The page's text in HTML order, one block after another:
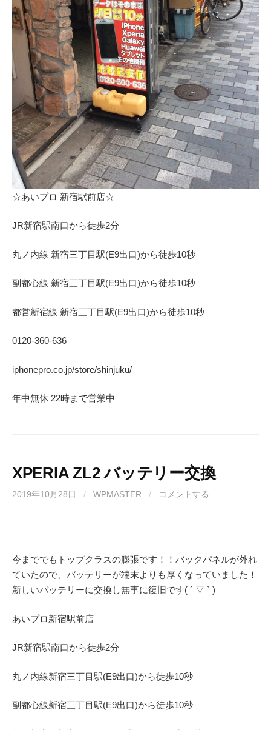
☆あいプロ 新宿駅前店☆
JR新宿駅南口から徒歩2分
丸ノ内線 新宿三丁目駅(E9出口)から徒歩10秒
副都心線 新宿三丁目駅(E9出口)から徒歩10秒
都営新宿線 新宿三丁目駅(E9出口)から徒歩10秒
0120-360-636
iphonepro.co.jp/store/shinjuku/
年中無休 22時まで営業中
XPERIA ZL2 バッテリー交換
2019年10月28日 / WPMASTER / コメントする
今まででもトップクラスの膨張です！！バックパネルが外れ
ていたので、バッテリーが端末よりも厚くなっていました！
新しいバッテリーに交換し無事に復旧です( ´ ▽ ` )
あいプロ新宿駅前店
JR新宿駅南口から徒歩2分
丸ノ内線新宿三丁目駅(E9出口)から徒歩10秒
副都心線新宿三丁目駅(E9出口)から徒歩10秒